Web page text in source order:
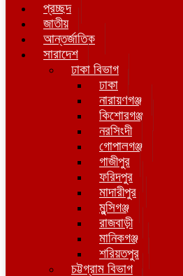
প্রচ্ছদ
জাতীয়
আন্তর্জাতিক
সারাদেশ
ঢাকা বিভাগ
ঢাকা
নারায়ণগঞ্জ
কিশোরগঞ্জ
নরসিংদী
গোপালগঞ্জ
গাজীপুর
ফরিদপুর
মাদারীপুর
মুন্সিগঞ্জ
রাজবাড়ী
মানিকগঞ্জ
শরিয়তপুর
চট্টগ্রাম বিভাগ